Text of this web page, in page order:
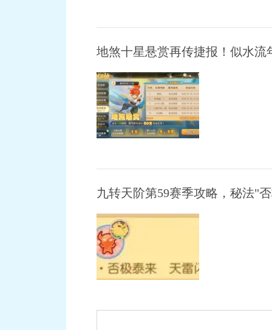
地煞十星悬赏再传捷报！似水
九转天阶第59赛季攻略，秘法"